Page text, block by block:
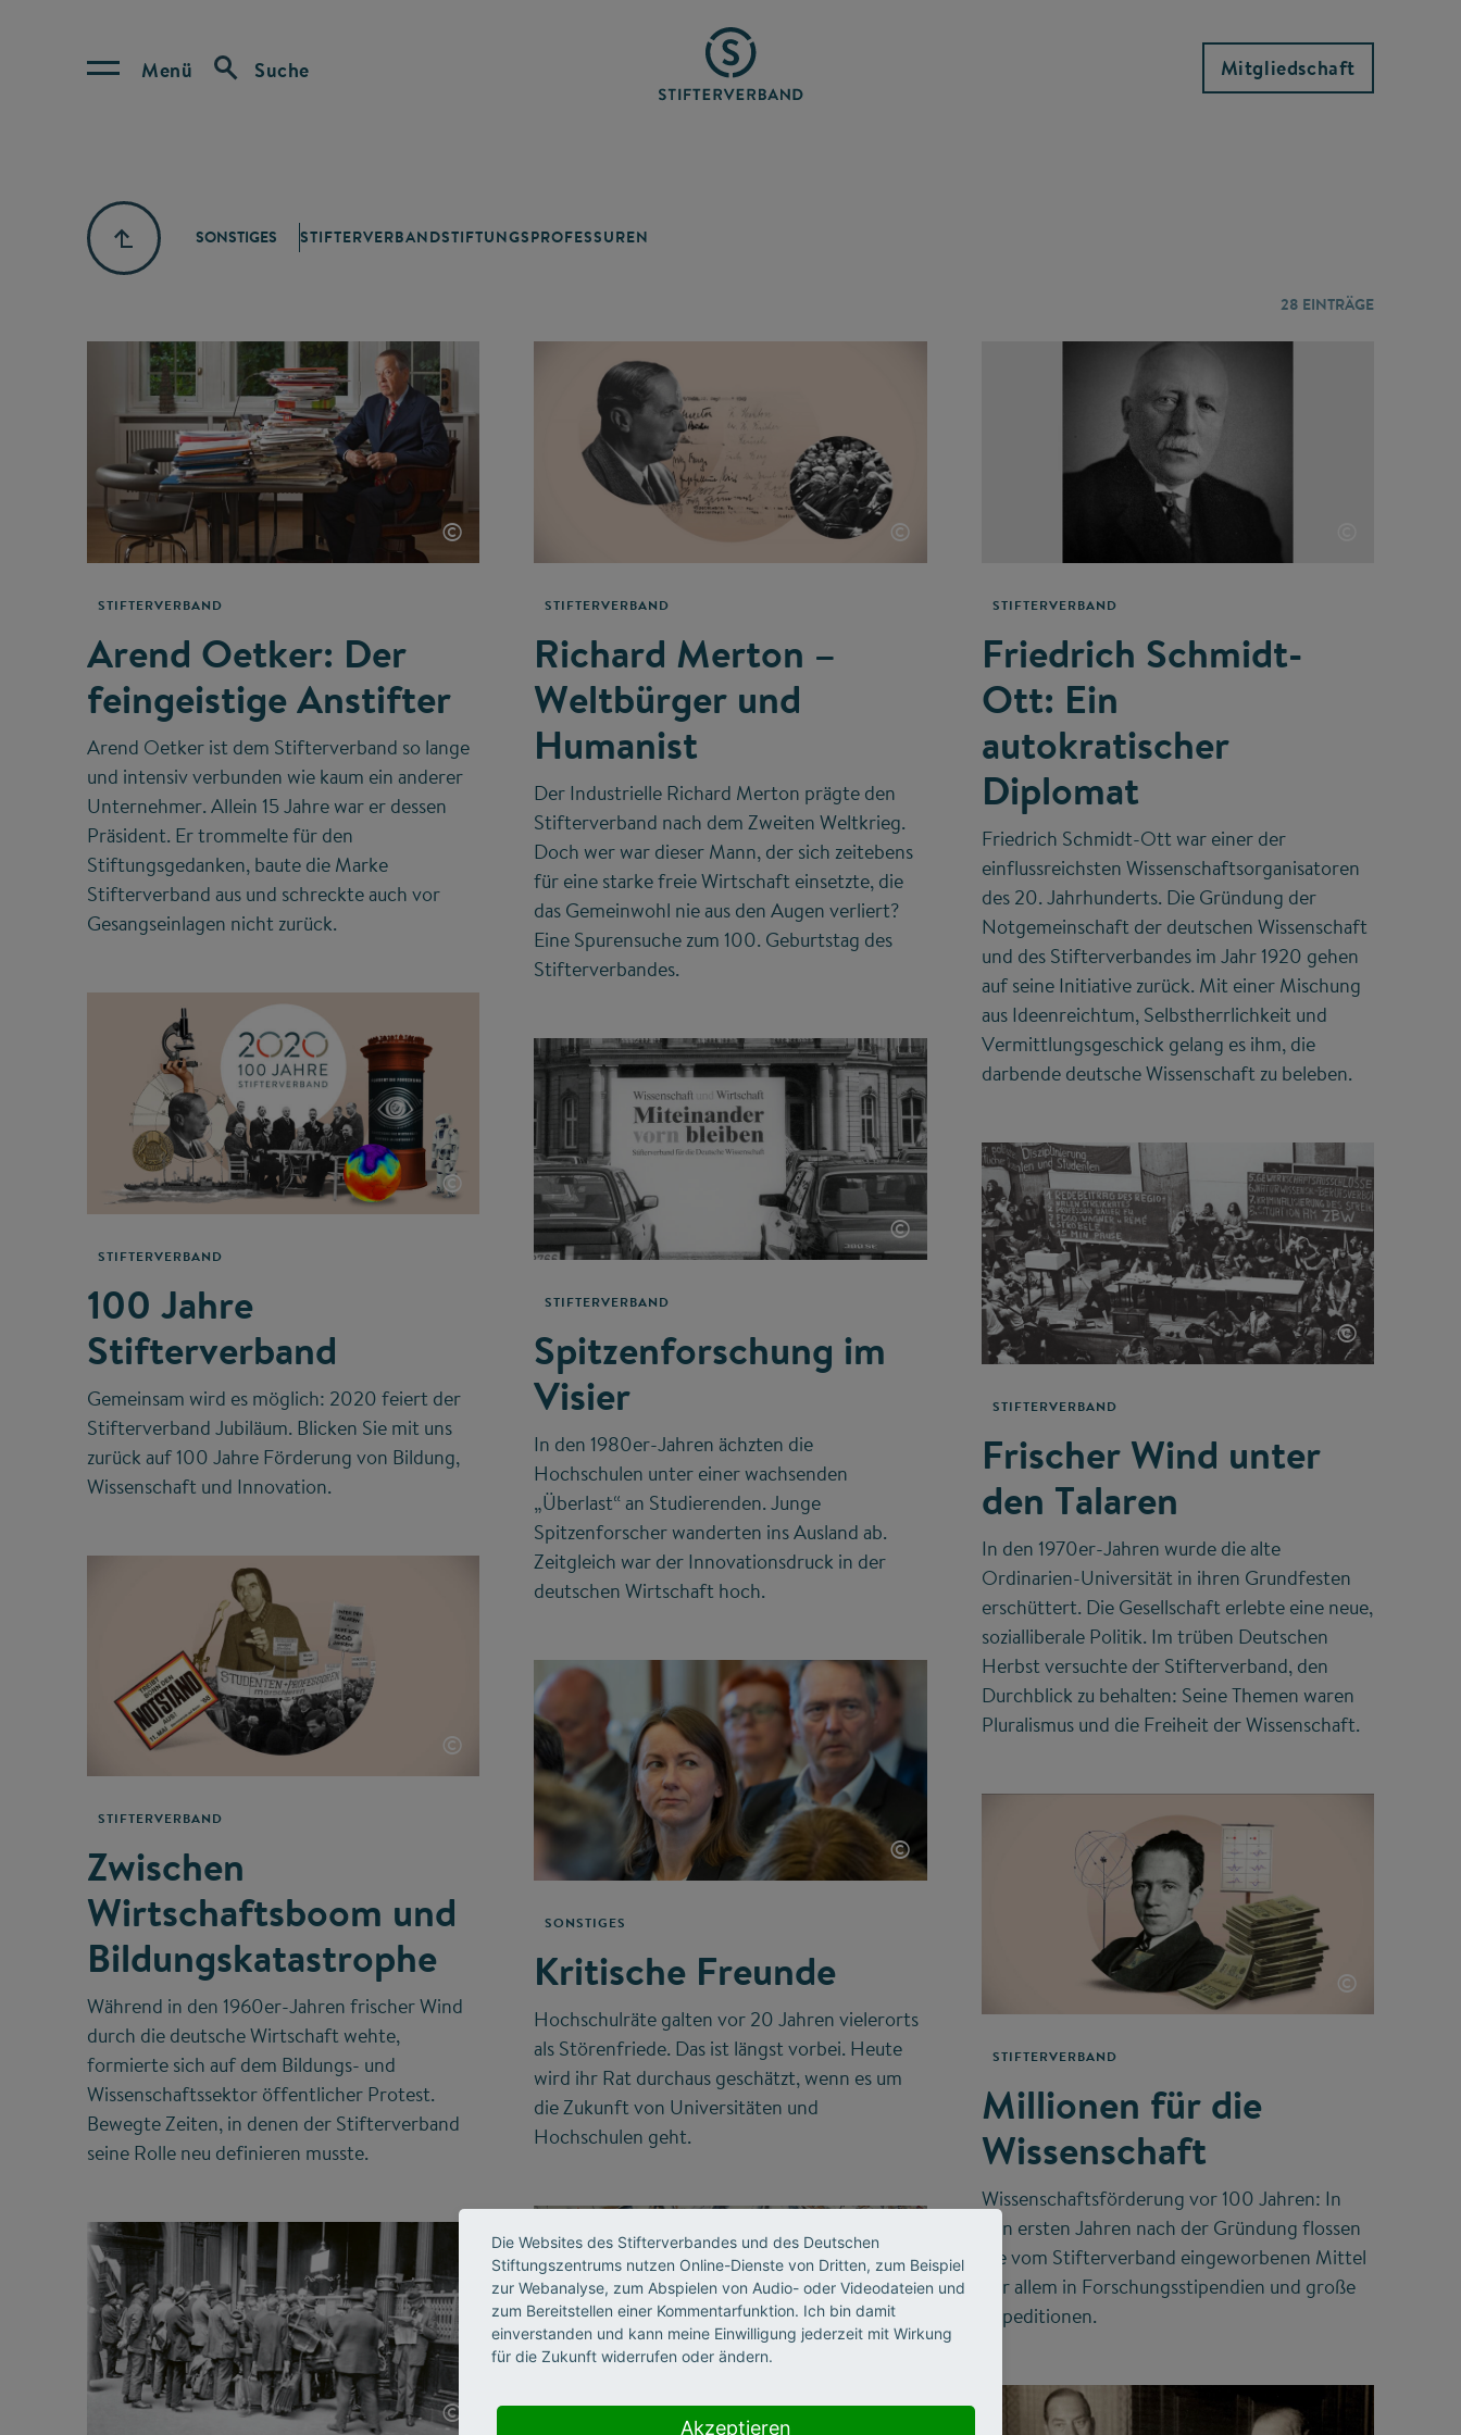
Menü Suche Mitgliedschaft
SONSTIGES STIFTERVERBANDSTIFTUNGSPROFESSUREN
28 EINTRÄGE
©
STIFTERVERBAND
Arend Oetker: Der
feingeistige Anstifter
Arend Oetker ist dem Stifterverband so lange
und intensiv verbunden wie kaum ein anderer
Unternehmer. Allein 15 Jahre war er dessen
Präsident. Er trommelte für den
Stiftungsgedanken, baute die Marke
Stifterverband aus und schreckte auch vor
Gesangseinlagen nicht zurück.
©
STIFTERVERBAND
Richard Merton –
Weltbürger und
Humanist
Der Industrielle Richard Merton prägte den
Stifterverband nach dem Zweiten Weltkrieg.
Doch wer war dieser Mann, der sich zeitebens
für eine starke freie Wirtschaft einsetzte, die
das Gemeinwohl nie aus den Augen verliert?
Eine Spurensuche zum 100. Geburtstag des
Stifterverbandes.
STIFTERVERBAND
Friedrich Schmidt-
Ott: Ein
autokratischer
Diplomat
Friedrich Schmidt-Ott war einer der
einflussreichsten Wissenschaftsorganisatoren
des 20. Jahrhunderts. Die Gründung der
Notgemeinschaft der deutschen Wissenschaft
und des Stifterverbandes im Jahr 1920 gehen
auf seine Initiative zurück. Mit einer Mischung
aus Ideenreichtum, Selbstherrlichkeit und
Vermittlungsgeschick gelang es ihm, die
darbende deutsche Wissenschaft zu beleben.
©
STIFTERVERBAND
100 Jahre
Stifterverband
Gemeinsam wird es möglich: 2020 feiert der
Stifterverband Jubiläum. Blicken Sie mit uns
zurück auf 100 Jahre Förderung von Bildung,
Wissenschaft und Innovation.
©
STIFTERVERBAND
Spitzenforschung im
Visier
In den 1980er-Jahren ächzten die
Hochschulen unter einer wachsenden
„Überlast“ an Studierenden. Junge
Spitzenforscher wanderten ins Ausland ab.
Zeitgleich war der Innovationsdruck in der
deutschen Wirtschaft hoch.
©
STIFTERVERBAND
Frischer Wind unter
den Talaren
In den 1970er-Jahren wurde die alte
Ordinarien-Universität in ihren Grundfesten
erschüttert. Die Gesellschaft erlebte eine neue,
sozialliberale Politik. Im trüben Deutschen
Herbst versuchte der Stifterverband, den
Durchblick zu behalten: Seine Themen waren
Pluralismus und die Freiheit der Wissenschaft.
©
STIFTERVERBAND
Zwischen
Wirtschaftsboom und
Bildungskatastrophe
Während in den 1960er-Jahren frischer Wind
durch die deutsche Wirtschaft wehte,
formierte sich auf dem Bildungs- und
Wissenschaftssektor öffentlicher Protest.
Bewegte Zeiten, in denen der Stifterverband
seine Rolle neu definieren musste.
©
SONSTIGES
Kritische Freunde
Hochschulräte galten vor 20 Jahren vielerorts
als Störenfriede. Das ist längst vorbei. Heute
wird ihr Rat durchaus geschätzt, wenn es um
die Zukunft von Universitäten und
Hochschulen geht.
©
STIFTERVERBAND
Millionen für die
Wissenschaft
Wissenschaftsförderung vor 100 Jahren: In
den ersten Jahren nach der Gründung flossen
die vom Stifterverband eingeworbenen Mittel
vor allem in Forschungsstipendien und große
Expeditionen.
© ©
Die Websites des Stifterverbandes und des Deutschen
Stiftungszentrums nutzen Online-Dienste von Dritten, zum Beispiel
zur Webanalyse, zum Abspielen von Audio- oder Videodateien und
zum Bereitstellen einer Kommentarfunktion. Ich bin damit
einverstanden und kann meine Einwilligung jederzeit mit Wirkung
für die Zukunft widerrufen oder ändern.
Akzeptieren